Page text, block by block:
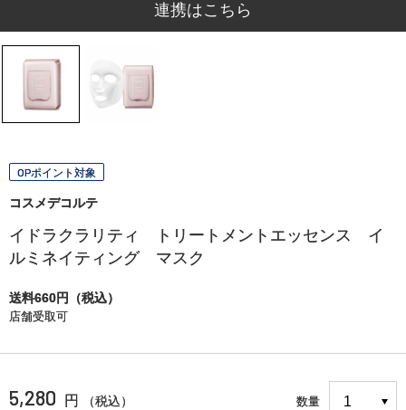
連携はこちら
OPポイント対象
コスメデコルテ
イドラクラリティ トリートメントエッセンス イ
ルミネイティング マスク
送料660円（税込）
店舗受取可
5,280 円 （税込） 数量